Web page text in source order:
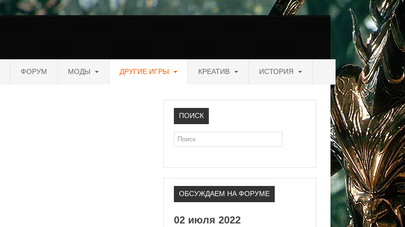
ФОРУМ МОДЫ ДРУГИЕ ИГРЫ КРЕАТИВ ИСТОРИЯ
ПОИСК
Поиск
ОБСУЖДАЕМ НА ФОРУМЕ
02 июля 2022